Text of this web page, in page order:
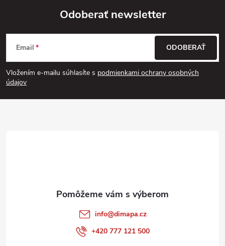
Z
á
p
Odoberať newsletter
Email
Vložením e-mailu súhlasíte s podmienkami ochrany osobných
údajov
ODOBERAŤ
info@dimapa.cz
+420 777 121 500